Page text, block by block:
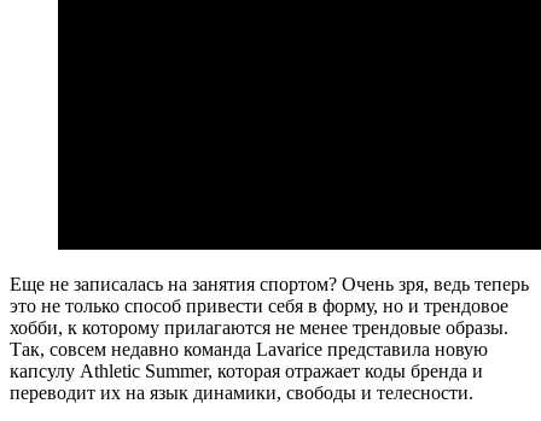
Еще не записалась на занятия спортом? Очень зря, ведь теперь
это не только способ привести себя в форму, но и трендовое
хобби, к которому прилагаются не менее трендовые образы.
Так, совсем недавно команда Lavarice представила новую
капсулу Athletic Summer, которая отражает коды бренда и
переводит их на язык динамики, свободы и телесности.